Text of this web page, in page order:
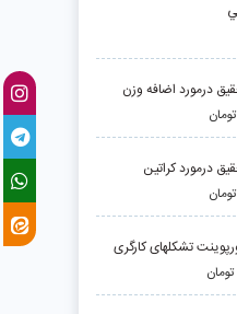
درمورد اضافه وزن
تومان
درمورد كراتين
تومان
تشکلهای کارگری
تومان